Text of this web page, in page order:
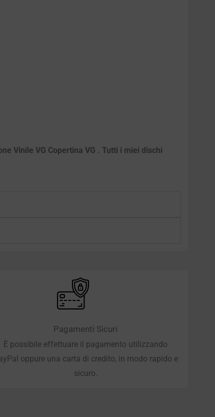
Vinile VG Copertina VG . Tutti i miei dischi
Pagamenti Sicuri
È possibile effettuare il pagamento utilizzando
oppure una carta di credito, in modo rapido e
sicuro.